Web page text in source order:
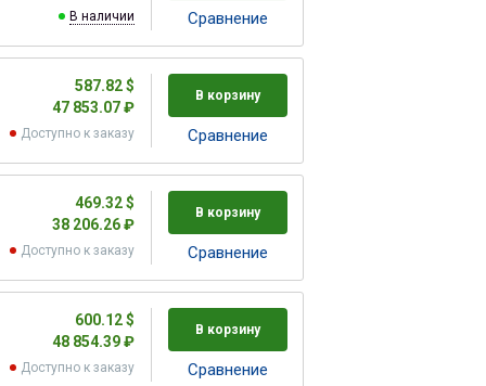
В наличии Cравнение
587.82 $
47 853.07 ₽
Доступно к заказу
В корзину
Cравнение
469.32 $
38 206.26 ₽
Доступно к заказу
В корзину
Cравнение
600.12 $
48 854.39 ₽
Доступно к заказу
В корзину
Cравнение